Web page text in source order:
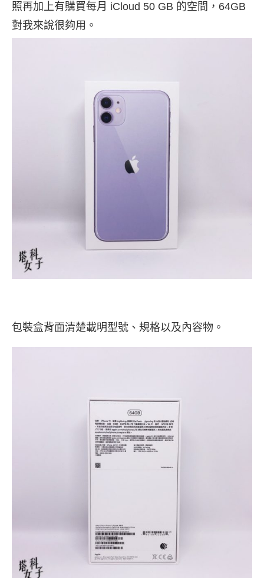
照再加上有購買每月 iCloud 50 GB 的空間，64GB
對我來說很夠用。
包裝盒背面清楚載明型號、規格以及內容物。